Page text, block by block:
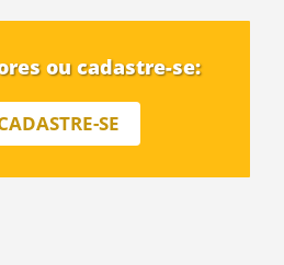
ou cadastre-se:
SE